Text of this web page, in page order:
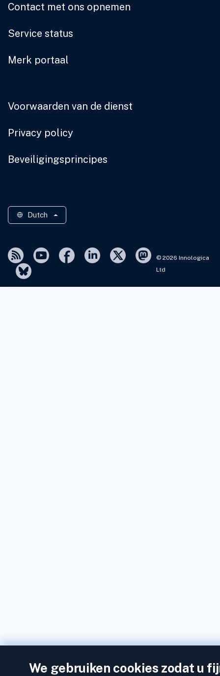
Contact met ons opnemen
Service status
Merk portaal
Voorwaarden van de dienst
Privacy policy
Beveiligingsprincipes
Dutch
© 2026 Innologica
Ltd
We gebruiken cookies zodat u